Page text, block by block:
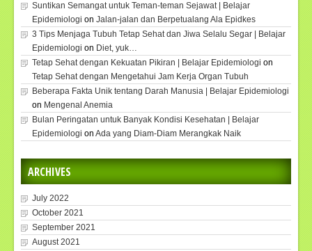
Suntikan Semangat untuk Teman-teman Sejawat | Belajar
Epidemiologi on Jalan-jalan dan Berpetualang Ala Epidkes
3 Tips Menjaga Tubuh Tetap Sehat dan Jiwa Selalu Segar | Belajar
Epidemiologi on Diet, yuk…
Tetap Sehat dengan Kekuatan Pikiran | Belajar Epidemiologi on
Tetap Sehat dengan Mengetahui Jam Kerja Organ Tubuh
Beberapa Fakta Unik tentang Darah Manusia | Belajar Epidemiologi
on Mengenal Anemia
Bulan Peringatan untuk Banyak Kondisi Kesehatan | Belajar
Epidemiologi on Ada yang Diam-Diam Merangkak Naik
ARCHIVES
July 2022
October 2021
September 2021
August 2021